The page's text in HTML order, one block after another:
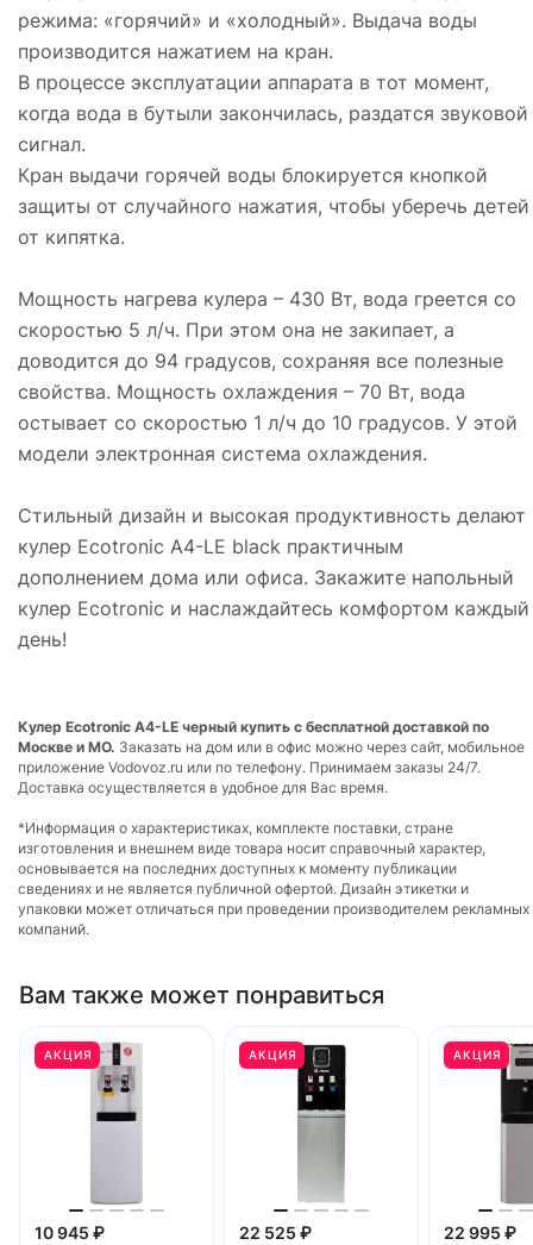
режима: «горячий» и «холодный». Выдача воды
производится нажатием на кран.
В процессе эксплуатации аппарата в тот момент,
когда вода в бутыли закончилась, раздатся звуковой
сигнал.
Кран выдачи горячей воды блокируется кнопкой
защиты от случайного нажатия, чтобы уберечь детей
от кипятка.
Мощность нагрева кулера – 430 Вт, вода греется со
скоростью 5 л/ч. При этом она не закипает, а
доводится до 94 градусов, сохраняя все полезные
свойства. Мощность охлаждения – 70 Вт, вода
остывает со скоростью 1 л/ч до 10 градусов. У этой
модели электронная система охлаждения.
Стильный дизайн и высокая продуктивность делают
кулер Ecotronic A4-LE black практичным
дополнением дома или офиса. Закажите напольный
кулер Ecotronic и наслаждайтесь комфортом каждый
день!
Кулер Ecotronic A4-LE черный купить с бесплатной доставкой по
Москве и МО. Заказать на дом или в офис можно через сайт, мобильное
приложение Vodovoz.ru или по телефону. Принимаем заказы 24/7.
Доставка осуществляется в удобное для Вас время.
*Информация о характеристиках, комплекте поставки, стране
изготовления и внешнем виде товара носит справочный характер,
основывается на последних доступных к моменту публикации
сведениях и не является публичной офертой. Дизайн этикетки и
упаковки может отличаться при проведении производителем рекламных
компаний.
Вам также может понравиться
АКЦИЯ
10 945 ₽
АКЦИЯ
22 525 ₽
АКЦИЯ
22 995 ₽